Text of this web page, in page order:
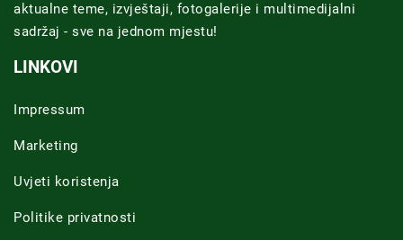
aktualne teme, izvještaji, fotogalerije i multimedijalni
sadržaj - sve na jednom mjestu!
LINKOVI
Impressum
Marketing
Uvjeti koristenja
Politike privatnosti